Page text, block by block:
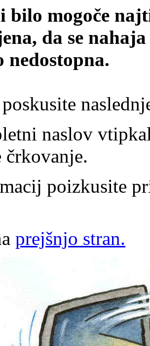
bilo mogoče
da se
nedostopna.
naslov
črkovanje.
poizkusite
prejšnjo stran.